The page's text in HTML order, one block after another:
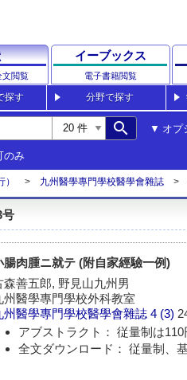
文閲覧
イーブックス
電子書籍閲覧
探す 分野で探す
search オプ
のみ
九州醫學專門學校醫學會雜誌
腸肉腫ニ就テ (附自家經驗一例)
森善五郎, 野見山九州男
州醫學專門學校外科教室
州醫學專門學校醫學會雜誌 4 (3)
アブストラクト： 従量制は
全文ダウンロード： 従量制、